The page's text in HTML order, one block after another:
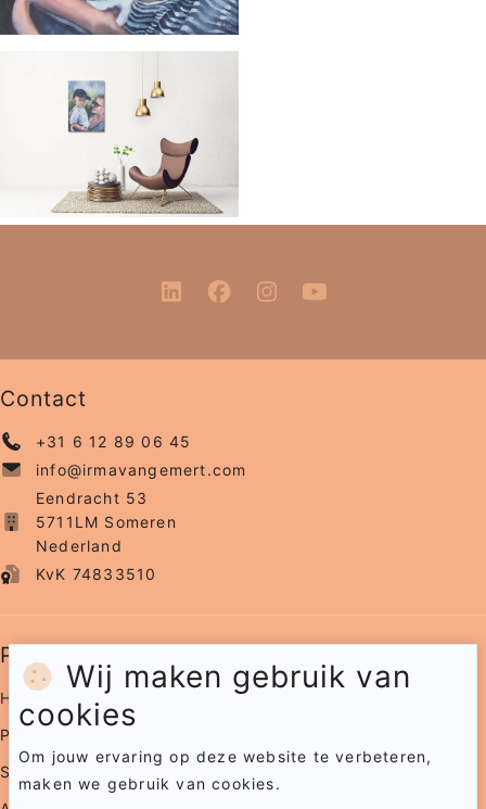
Wij maken gebruik van
cookies
Om jouw ervaring op deze website te verbeteren,
maken we gebruik van cookies.
Contact
+31 6 12 89 06 45
info@irmavangemert.com
Eendracht 53
5711LM Someren
Nederland
KvK 74833510
Pagina's
Home
Portfolio
Samenwerkingen